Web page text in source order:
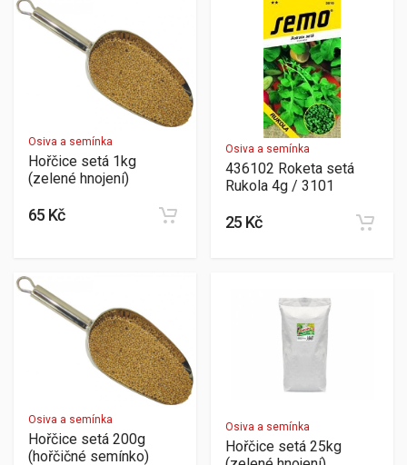
Osiva a semínka
Hořčice setá 1kg
(zelené hnojení)
65 Kč
Osiva a semínka
436102 Roketa setá
Rukola 4g / 3101
25 Kč
Osiva a semínka
Hořčice setá 200g
(hořčičné semínko)
Osiva a semínka
Hořčice setá 25kg